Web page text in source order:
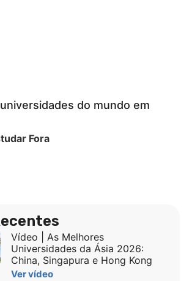
do mundo em
Fora
Vídeo | As Melhores
Universidades da Ásia 2026:
China, Singapura e Hong Kong
Ver vídeo